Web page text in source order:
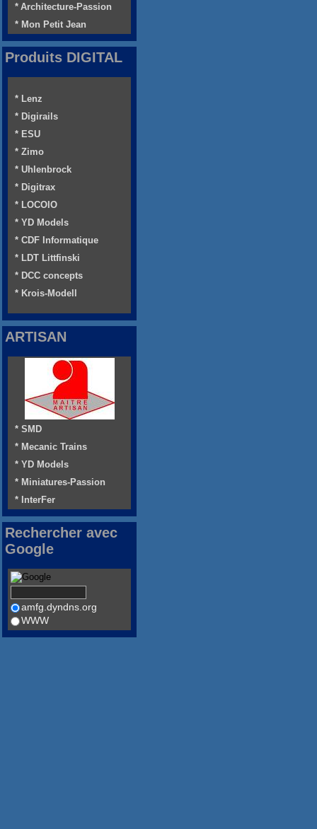
* Architecture-Passion
* Mon Petit Jean
Produits DIGITAL
* Lenz
* Digirails
* ESU
* Zimo
* Uhlenbrock
* Digitrax
* LOCOIO
* YD Models
* CDF Informatique
* LDT Littfinski
* DCC concepts
* Krois-Modell
ARTISAN
* SMD
* Mecanic Trains
* YD Models
* Miniatures-Passion
* InterFer
Rechercher avec
Google
amfg.dyndns.org
WWW